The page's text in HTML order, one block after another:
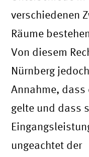
verschiedenen
Räume
Von diesem
Nürnberg
Annahme, dass
gelte und dass
ungeachtet der